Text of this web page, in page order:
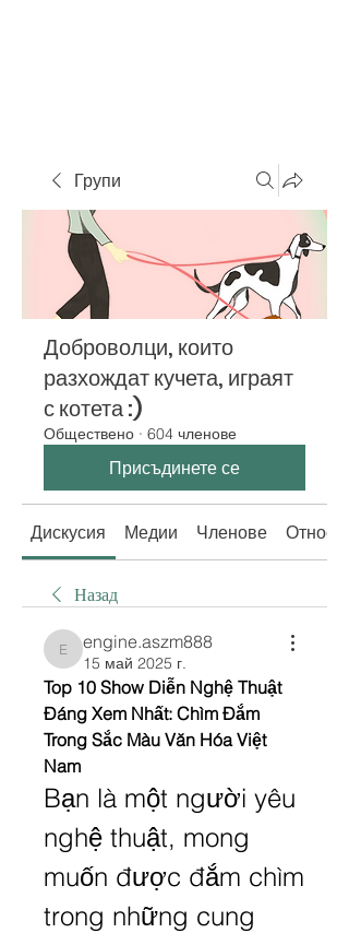
Групи
Доброволци, които
разхождат кучета, играят
с котета :)
Обществено · 604 членове
Присъдинете се
Дискусия Медии Членове Относно
Назад
engine.aszm888
engine.aszm888
15 май 2025 г.
Top 10 Show Diễn Nghệ Thuật
Đáng Xem Nhất: Chìm Đắm
Trong Sắc Màu Văn Hóa Việt
Nam
Bạn là một người yêu
nghệ thuật, mong
muốn được đắm chìm
trong những cung